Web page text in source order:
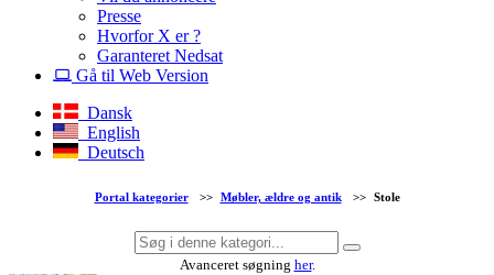
Presse
Hvorfor X er ?
Garanteret Nedsat
Gå til Web Version
Dansk
English
Deutsch
Portal kategorier >> Møbler, ældre og antik >> Stole
Avanceret søgning her.